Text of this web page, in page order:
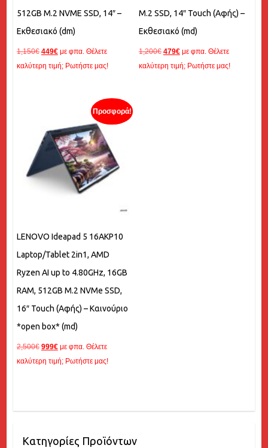
512GB M.2 NVME SSD, 14″ –
Εκθεσιακό (dm)
1,150€ Original
price
449€Η
τρέχουσα
με φπα. Θέλετε
καλύτερη τιμή; Ρωτήστε μας!
M.2 SSD, 14″ Touch (Αφής) –
Εκθεσιακό (md)
1,200€ Original
price
479€Η
τρέχουσα
με φπα. Θέλετε
καλύτερη τιμή; Ρωτήστε μας!
Προσφορά!
LENOVO Ideapad 5 16AKP10
Laptop/Tablet 2in1, AMD
Ryzen AI up to 4.80GHz, 16GB
RAM, 512GB M.2 NVMe SSD,
16″ Touch (Αφής) – Καινούριο
*open box* (md)
2,500€ Original
price
999€Η
τρέχουσα
με φπα. Θέλετε
καλύτερη τιμή; Ρωτήστε μας!
Κατηγορίες Προϊόντων